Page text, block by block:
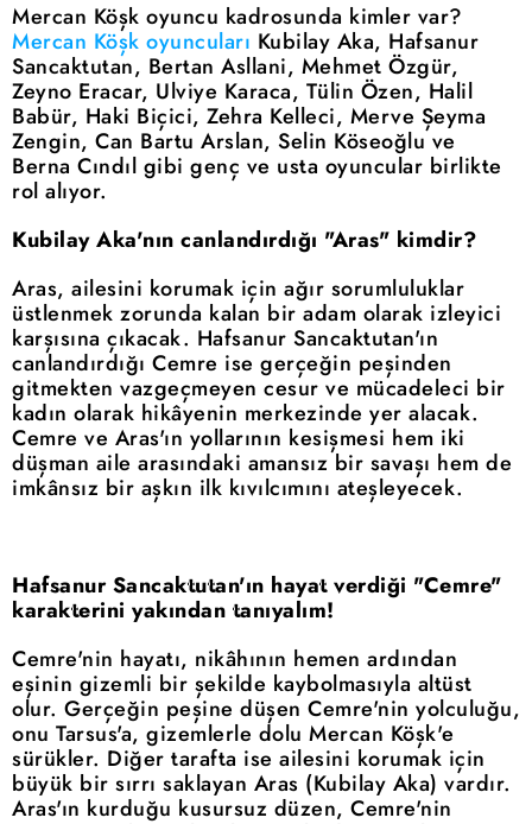
Mercan Köşk oyuncu kadrosunda kimler var?
Mercan Köşk oyuncuları Kubilay Aka, Hafsanur
Sancaktutan, Bertan Asllani, Mehmet Özgür,
Zeyno Eracar, Ulviye Karaca, Tülin Özen, Halil
Babür, Haki Biçici, Zehra Kelleci, Merve Şeyma
Zengin, Can Bartu Arslan, Selin Köseoğlu ve
Berna Cındıl gibi genç ve usta oyuncular birlikte
rol alıyor.
Kubilay Aka'nın canlandırdığı "Aras" kimdir?
Aras, ailesini korumak için ağır sorumluluklar
üstlenmek zorunda kalan bir adam olarak izleyici
karşısına çıkacak. Hafsanur Sancaktutan'ın
canlandırdığı Cemre ise gerçeğin peşinden
gitmekten vazgeçmeyen cesur ve mücadeleci bir
kadın olarak hikâyenin merkezinde yer alacak.
Cemre ve Aras'ın yollarının kesişmesi hem iki
düşman aile arasındaki amansız bir savaşı hem de
imkânsız bir aşkın ilk kıvılcımını ateşleyecek.
Hafsanur Sancaktutan'ın hayat verdiği "Cemre"
karakterini yakından tanıyalım!
Cemre'nin hayatı, nikâhının hemen ardından
eşinin gizemli bir şekilde kaybolmasıyla altüst
olur. Gerçeğin peşine düşen Cemre'nin yolculuğu,
onu Tarsus'a, gizemlerle dolu Mercan Köşk'e
sürükler. Diğer tarafta ise ailesini korumak için
büyük bir sırrı saklayan Aras (Kubilay Aka) vardır.
Aras'ın kurduğu kusursuz düzen, Cemre'nin